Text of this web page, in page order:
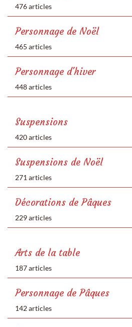
476 articles
Personnage de Noël
465 articles
Personnage d'hiver
448 articles
Suspensions
420 articles
Suspensions de Noël
271 articles
Décorations de Pâques
229 articles
Arts de la table
187 articles
Personnage de Pâques
142 articles